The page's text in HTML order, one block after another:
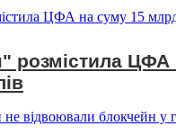
розмістила ЦФА